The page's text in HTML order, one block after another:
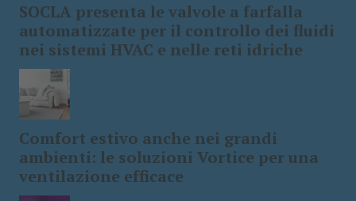
SOCLA presenta le valvole a farfalla
automatizzate per il controllo dei fluidi
nei sistemi HVAC e nelle reti idriche
Comfort estivo anche nei grandi
ambienti: le soluzioni Vortice per una
ventilazione efficace